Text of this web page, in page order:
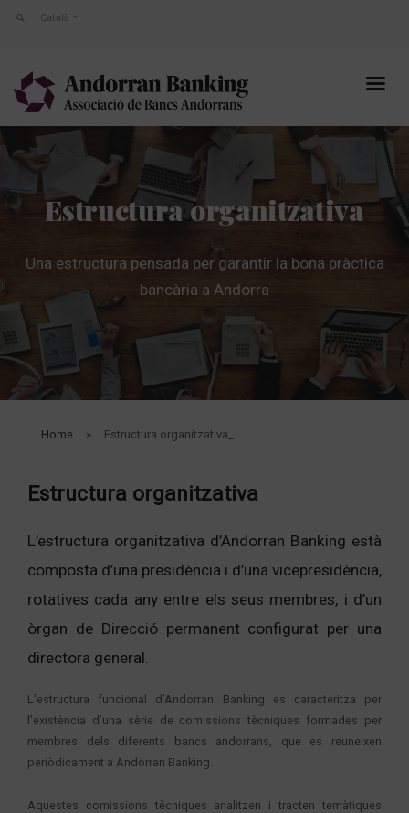
Català
Estructuraorganitzativa
Una estructura pensada per garantir la bona pràctica
bancària a Andorra
Home Estructura organitzativa_
Estructura organitzativa
L’estructura organitzativa d’Andorran Banking està
composta d’una presidència i d’una vicepresidència,
rotatives cada any entre els seus membres, i d’un
òrgan de Direcció permanent configurat per una
directora general.
L’estructura funcional d’Andorran Banking es caracteritza per
l’existència d’una sèrie de comissions tècniques formades per
membres dels diferents bancs andorrans, que es reuneixen
periòdicament a Andorran Banking.
Aquestes comissions tècniques analitzen i tracten temàtiques